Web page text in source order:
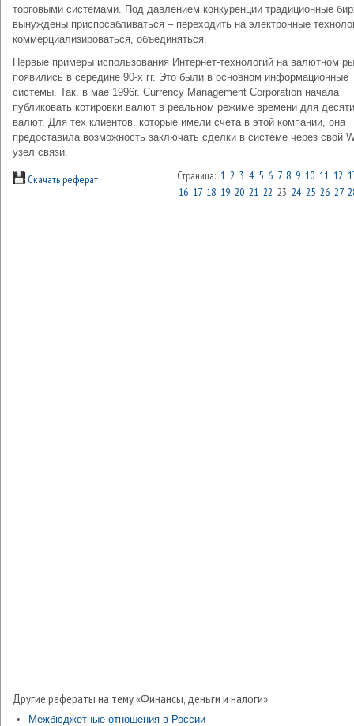
торговыми системами. Под давлением конкуренции традиционные
вынуждены приспосабливаться – переходить на электронные
коммерциализироваться, объединяться.
Первые примеры использования Интернет-технологий на валютном
появились в середине 90-х гг. Это были в основном информационные
системы. Так, в мае 1996г. Currency Management Corporation начала
публиковать котировки валют в реальном режиме времени для десяти
валют. Для тех клиентов, которые имели счета в этой компании, она
предоставила возможность заключать сделки в системе через свой
узел связи.
Скачать реферат Страница: 1 2 3 4 5 6 7 8 9 10 11 12
16 17 18 19 20 21 22 23 24 25 26 27
Другие рефераты на тему «Финансы, деньги и налоги»:
Межбюджетные отношения в России